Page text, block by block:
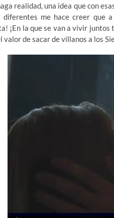
realidad, una idea que con
diferentes me hace creer que
¡En la que se van a vivir
valor de sacar de villanos a los